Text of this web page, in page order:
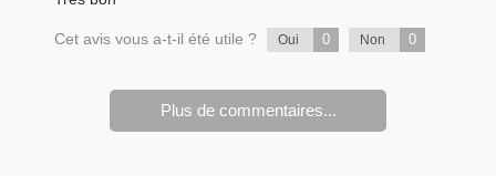
Cet avis vous a-t-il été utile ? Oui 0 Non 0
Plus de commentaires...